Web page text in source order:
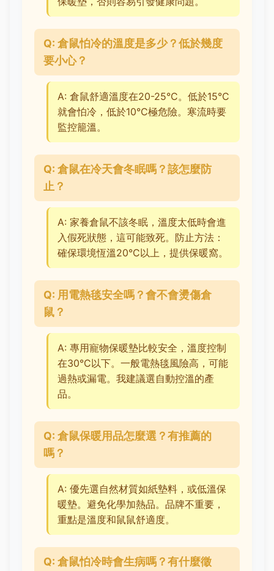
Q: 倉鼠怕冷的溫度是多少？低於幾度
要小心？
A: 倉鼠舒適溫度在20-25°C。低於15°C
就會怕冷，低於10°C極危險。寒流時要
監控籠溫。
Q: 倉鼠在冷天會冬眠嗎？該怎麼防
止？
A: 家養倉鼠不該冬眠，溫度太低時會進
入假死狀態，這可能致死。防止方法：
確保環境恆溫20°C以上，提供保暖窩。
Q: 用電熱毯安全嗎？會不會燙傷倉
鼠？
A: 專用寵物保暖墊比較安全，溫度控制
在30°C以下。一般電熱毯風險高，可能
過熱或漏電。我建議選自動控溫的產
品。
Q: 倉鼠保暖用品怎麼選？有推薦的
嗎？
A: 優先選自然材質如紙墊料，或低溫保
暖墊。避免化學加熱品。品牌不重要，
重點是溫度和鼠鼠舒適度。
Q: 倉鼠怕冷時會生病嗎？有什麼徵